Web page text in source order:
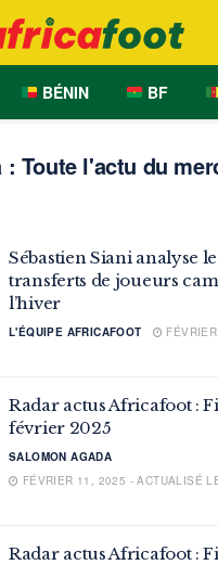
BÉNIN BF
: Toute l'actu du
Sébastien Siani analyse
transferts de joueurs
l’hiver
L'ÉQUIPE AFRICAFOOT
Radar actus Africafoot :
février 2025
SALOMON AGADA
FÉVRIER 11, 2025 - ACTUALISÉ
Radar actus Africafoot :